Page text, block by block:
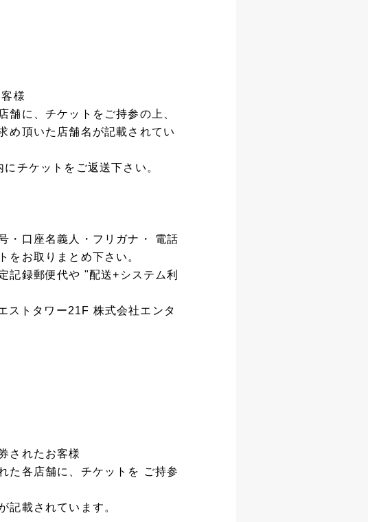
様
に、チケットをご持参の上、
め頂いた店舗名が記載されてい
チケットをご返送下さい。
・口座名義人・フリガナ・ 電話
をお取りまとめ下さい。
記録郵便代や "配送+システム利
ストタワー21F 株式会社エンタ
されたお客様
各店舗に、チケットを ご持参
記載されています。